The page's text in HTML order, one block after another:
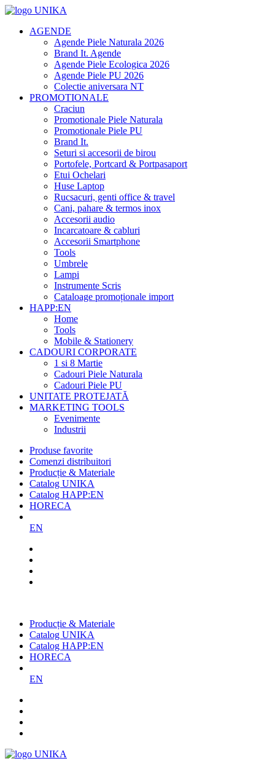
AGENDE
Agende Piele Naturala 2026
Brand It. Agende
Agende Piele Ecologica 2026
Agende Piele PU 2026
Colectie aniversara NT
PROMOTIONALE
Craciun
Promotionale Piele Naturala
Promotionale Piele PU
Brand It.
Seturi si accesorii de birou
Portofele, Portcard & Portpasaport
Etui Ochelari
Huse Laptop
Rucsacuri, genti office & travel
Cani, pahare & termos inox
Accesorii audio
Incarcatoare & cabluri
Accesorii Smartphone
Tools
Umbrele
Lampi
Instrumente Scris
Cataloage promoționale import
HAPP:EN
Home
Tools
Mobile & Stationery
CADOURI CORPORATE
1 si 8 Martie
Cadouri Piele Naturala
Cadouri Piele PU
UNITATE PROTEJATĂ
MARKETING TOOLS
Evenimente
Industrii
Produse favorite
Comenzi distribuitori
Producție & Materiale
Catalog UNIKA
Catalog HAPP:EN
HORECA
EN
Producție & Materiale
Catalog UNIKA
Catalog HAPP:EN
HORECA
EN